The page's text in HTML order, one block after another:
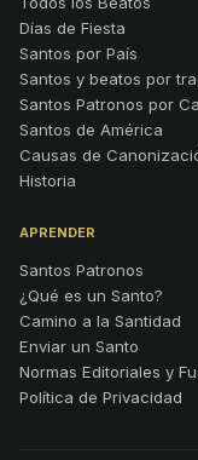
Días de Fiesta
Santos por País
Santos y beatos por
Santos Patronos por
Santos de América
Causas de
Historia
APRENDER
Santos Patronos
¿Qué es un Santo?
Camino a la Santidad
Enviar un Santo
Normas Editoriales y
Política de Privacidad